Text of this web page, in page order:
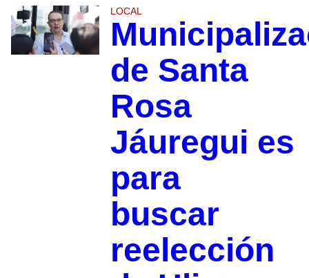
LOCAL
de Santa
Rosa
Jáuregui es
para
buscar
reelección